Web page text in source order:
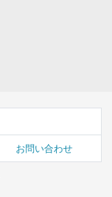
お問い合わせ